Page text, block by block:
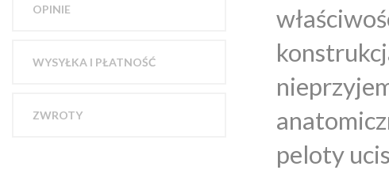
OPINIE
WYSYŁKA I PŁATNOŚĆ
ZWROTY
peloty